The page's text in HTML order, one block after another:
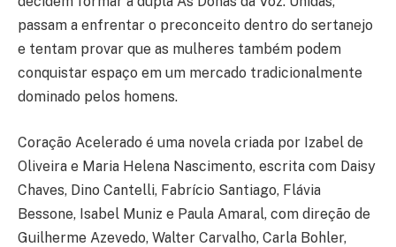
passam a enfrentar o preconceito dentro do sertanejo
e tentam provar que as mulheres também podem
conquistar espaço em um mercado tradicionalmente
dominado pelos homens.
Coração Acelerado é uma novela criada por Izabel de
Oliveira e Maria Helena Nascimento, escrita com Daisy
Chaves, Dino Cantelli, Fabrício Santiago, Flávia
Bessone, Isabel Muniz e Paula Amaral, com direção de
Guilherme Azevedo, Walter Carvalho, Carla Bohler,